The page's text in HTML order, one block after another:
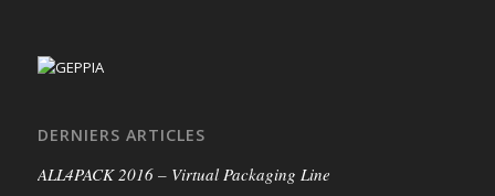
DERNIERS ARTICLES
ALL4PACK 2016 – Virtual Packaging Line